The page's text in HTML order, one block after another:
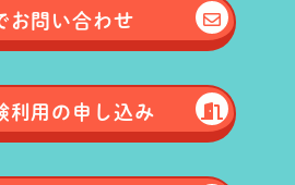
お問い合わせ
利用の申し込み